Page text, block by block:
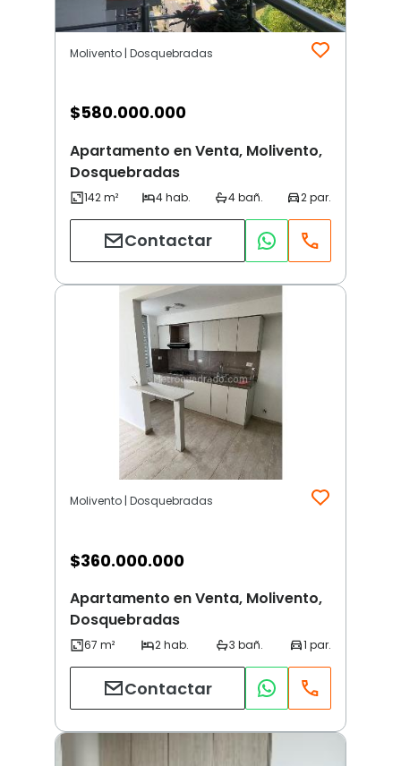
Molivento | Dosquebradas
$580.000.000
Apartamento en Venta, Molivento,
Dosquebradas
Contactar
Molivento | Dosquebradas
$360.000.000
Apartamento en Venta, Molivento,
Dosquebradas
Contactar